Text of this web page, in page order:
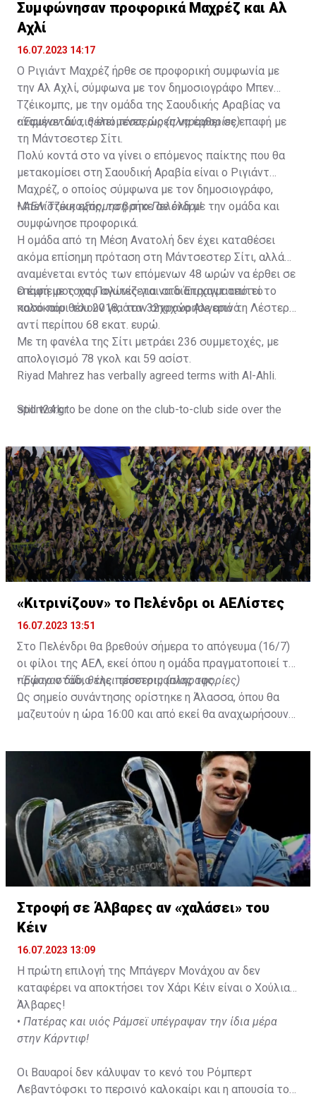
Συμφώνησαν προφορικά Μαχρέζ και Αλ
Αχλί
16.07.2023 14:17
Ο Ριγιάντ Μαχρέζ ήρθε σε προφορική συμφωνία με
την Αλ Αχλί, σύμφωνα με τον δημοσιογράφο Μπεν
Τζέικομπς, με την ομάδα της Σαουδικής Αραβίας να
αναμένεται τις επόμενες ώρες να έρθει σε επαφή με
τη Μάντσεστερ Σίτι.
•Έφυγαν δύο, θέλει τέσσερις (πληροφορίες)
Πολύ κοντά στο να γίνει ο επόμενος παίκτης που θα
μετακομίσει στη Σαουδική Αραβία είναι ο Ριγιάντ
Μαχρέζ, ο οποίος σύμφωνα με τον δημοσιογράφο,
Μπεν Τζέικομπς, τα βρήκε σε όλα με την ομάδα και
συμφώνησε προφορικά.
•ΑΕΛίστικη εξόρμηση στο Πελένδρι!
Η ομάδα από τη Μέση Ανατολή δεν έχει καταθέσει
ακόμα επίσημη πρόταση στη Μάντσεστερ Σίτι, αλλά
αναμένεται εντός των επόμενων 48 ωρών να έρθει σε
επαφή με τους Πολίτες για να διαπραγματευτεί το
ποσό που θέλουν για τον 32χρονο Αλγερινό.
Ο έμπειρος χαφ αγωνίζεται στο Έτιχαντ από το
καλοκαίρι του 2018, όταν αποχώρησε από τη Λέστερ
αντί περίπου 68 εκατ. ευρώ.
Με τη φανέλα της Σίτι μετράει 236 συμμετοχές, με
απολογισμό 78 γκολ και 59 ασίστ.
Riyad Mahrez has verbally agreed terms with Al-Ahli.
Still work to be done on the club-to-club side over the
Not a done deal yet, but Mahrez is keen on the move and
Al-Ahli hope to move fast.🇸🇦
pic.twitter.com/Z0SmniQXIP
— Ben Jacobs (@JacobsBen)July 15, 2023
sport24.gr
«Κιτρινίζουν» το Πελένδρι οι ΑΕΛίστες
16.07.2023 13:51
Στο Πελένδρι θα βρεθούν σήμερα το απόγευμα (16/7)
οι φίλοι της ΑΕΛ, εκεί όπου η ομάδα πραγματοποιεί το
πρώτο στάδιο της προετοιμασίας της.
•Έφυγαν δύο, θέλει τέσσερις (πληροφορίες)
Ως σημείο συνάντησης ορίστηκε η Άλασσα, όπου θα
μαζευτούν η ώρα 16:00 και από εκεί θα αναχωρήσουν
δώοσυν το παρών τους στην απογευματινή προπόνηση
Στροφή σε Άλβαρες αν «χαλάσει» του
Κέιν
16.07.2023 13:09
Η πρώτη επιλογή της Μπάγερν Μονάχου αν δεν
καταφέρει να αποκτήσει τον Χάρι Κέιν είναι ο Χούλιαν
Άλβαρες!
• Πατέρας και υιός Ράμσεϊ υπέγραψαν την ίδια μέρα
στην Κάρντιφ!
Οι Βαυαροί δεν κάλυψαν το κενό του Ρόμπερτ
Λεβαντόφσκι το περσινό καλοκαίρι και η απουσία του